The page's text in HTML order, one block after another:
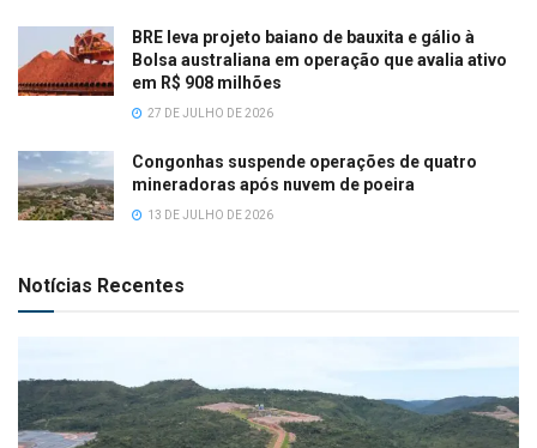
BRE leva projeto baiano de bauxita e gálio à
Bolsa australiana em operação que avalia ativo
em R$ 908 milhões
27 DE JULHO DE 2026
Congonhas suspende operações de quatro
mineradoras após nuvem de poeira
13 DE JULHO DE 2026
Notícias Recentes